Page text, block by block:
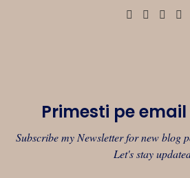
Primesti pe
Subscribe my Newsletter for new blog
Let's stay